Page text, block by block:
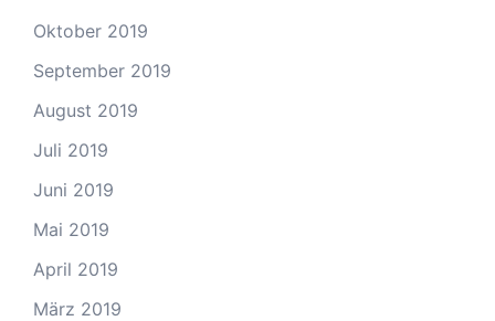
Oktober 2019
September 2019
August 2019
Juli 2019
Juni 2019
Mai 2019
April 2019
März 2019